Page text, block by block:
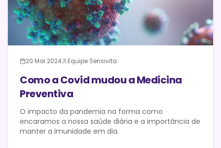
20 Mai 2024 Equipe Sensivita
Como a Covid mudou a Medicina
Preventiva
O impacto da pandemia na forma como
encaramos a nossa saúde diária e a importância de
manter a imunidade em dia.